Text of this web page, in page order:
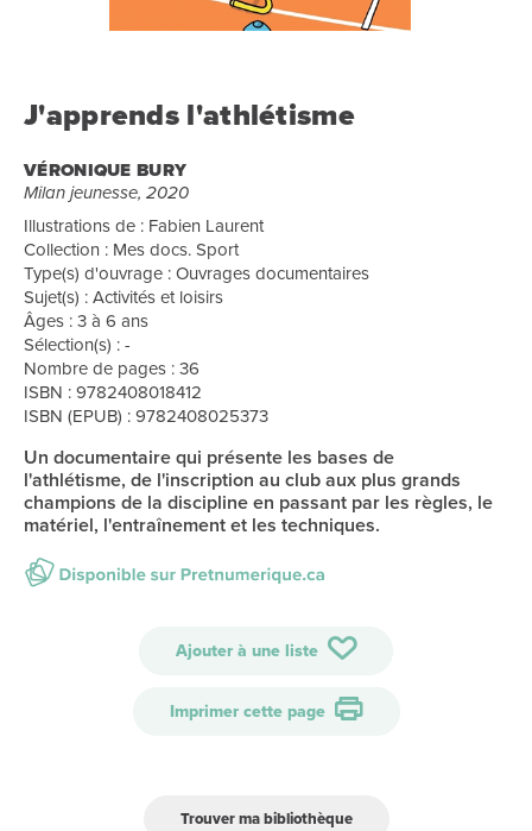
J'apprends l'athlétisme
VÉRONIQUE BURY
Milan jeunesse, 2020
Illustrations de : Fabien Laurent
Collection : Mes docs. Sport
Type(s) d'ouvrage : Ouvrages documentaires
Sujet(s) : Activités et loisirs
Âges : 3 à 6 ans
Sélection(s) : -
Nombre de pages : 36
ISBN : 9782408018412
ISBN (EPUB) : 9782408025373
Un documentaire qui présente les bases de
l'athlétisme, de l'inscription au club aux plus grands
champions de la discipline en passant par les règles, le
matériel, l'entraînement et les techniques.
Ajouter à une liste
Imprimer cette page
Trouver ma bibliothèque